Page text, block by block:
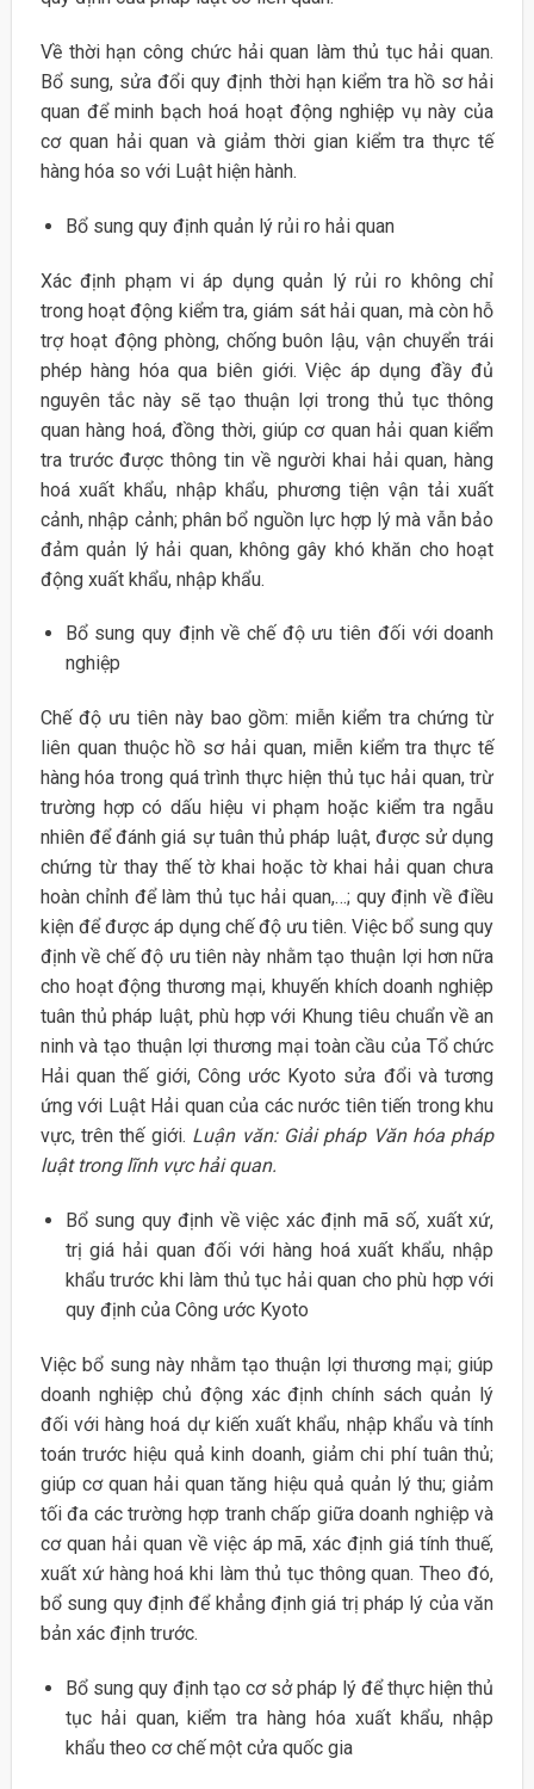
Về thời hạn công chức hải quan làm thủ tục hải quan.
Bổ sung, sửa đổi quy định thời hạn kiểm tra hồ sơ hải
quan để minh bạch hoá hoạt động nghiệp vụ này của
cơ quan hải quan và giảm thời gian kiểm tra thực tế
hàng hóa so với Luật hiện hành.
Bổ sung quy định quản lý rủi ro hải quan
Xác định phạm vi áp dụng quản lý rủi ro không chỉ
trong hoạt động kiểm tra, giám sát hải quan, mà còn hỗ
trợ hoạt động phòng, chống buôn lậu, vận chuyển trái
phép hàng hóa qua biên giới. Việc áp dụng đầy đủ
nguyên tắc này sẽ tạo thuận lợi trong thủ tục thông
quan hàng hoá, đồng thời, giúp cơ quan hải quan kiểm
tra trước được thông tin về người khai hải quan, hàng
hoá xuất khẩu, nhập khẩu, phương tiện vận tải xuất
cảnh, nhập cảnh; phân bổ nguồn lực hợp lý mà vẫn bảo
đảm quản lý hải quan, không gây khó khăn cho hoạt
động xuất khẩu, nhập khẩu.
Bổ sung quy định về chế độ ưu tiên đối với doanh
nghiệp
Chế độ ưu tiên này bao gồm: miễn kiểm tra chứng từ
liên quan thuộc hồ sơ hải quan, miễn kiểm tra thực tế
hàng hóa trong quá trình thực hiện thủ tục hải quan, trừ
trường hợp có dấu hiệu vi phạm hoặc kiểm tra ngẫu
nhiên để đánh giá sự tuân thủ pháp luật, được sử dụng
chứng từ thay thế tờ khai hoặc tờ khai hải quan chưa
hoàn chỉnh để làm thủ tục hải quan,…; quy định về điều
kiện để được áp dụng chế độ ưu tiên. Việc bổ sung quy
định về chế độ ưu tiên này nhằm tạo thuận lợi hơn nữa
cho hoạt động thương mại, khuyến khích doanh nghiệp
tuân thủ pháp luật, phù hợp với Khung tiêu chuẩn về an
ninh và tạo thuận lợi thương mại toàn cầu của Tổ chức
Hải quan thế giới, Công ước Kyoto sửa đổi và tương
ứng với Luật Hải quan của các nước tiên tiến trong khu
vực, trên thế giới. Luận văn: Giải pháp Văn hóa pháp
luật trong lĩnh vực hải quan.
Bổ sung quy định về việc xác định mã số, xuất xứ,
trị giá hải quan đối với hàng hoá xuất khẩu, nhập
khẩu trước khi làm thủ tục hải quan cho phù hợp với
quy định của Công ước Kyoto
Việc bổ sung này nhằm tạo thuận lợi thương mại; giúp
doanh nghiệp chủ động xác định chính sách quản lý
đối với hàng hoá dự kiến xuất khẩu, nhập khẩu và tính
toán trước hiệu quả kinh doanh, giảm chi phí tuân thủ;
giúp cơ quan hải quan tăng hiệu quả quản lý thu; giảm
tối đa các trường hợp tranh chấp giữa doanh nghiệp và
cơ quan hải quan về việc áp mã, xác định giá tính thuế,
xuất xứ hàng hoá khi làm thủ tục thông quan. Theo đó,
bổ sung quy định để khẳng định giá trị pháp lý của văn
bản xác định trước.
Bổ sung quy định tạo cơ sở pháp lý để thực hiện thủ
tục hải quan, kiểm tra hàng hóa xuất khẩu, nhập
khẩu theo cơ chế một cửa quốc gia